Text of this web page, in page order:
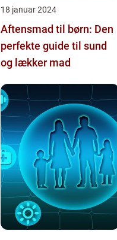
18 januar 2024
Aftensmad til børn: Den
perfekte guide til sund
og lækker mad